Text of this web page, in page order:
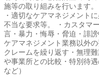
施等の取り組みを行います。
・適切なケアマネジメント
不当な要求等。 ・カスタマ
言・暴力・悔辱・脅迫・誹
ケアマネジメント業務以外
クレームを繰り返す・無理
や事業所との比較・特別待
など）